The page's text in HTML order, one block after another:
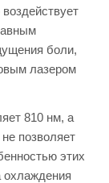
боли,
лазером
810 нм, а
позволяет
этих
охлаждения